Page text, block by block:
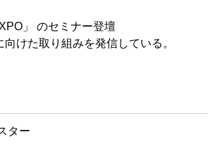
」 のセミナー登壇
けた取り組みを発信している。
ター